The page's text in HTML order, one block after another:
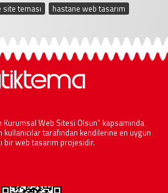
teması hastane web tasarım
Web Sitesi Olsun" kapsamında
tarafından kendilerine en uygun
bir web tasarım projesidir.